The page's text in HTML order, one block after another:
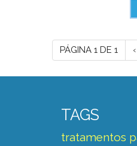
PÁGINA 1 DE 1 ‹
TAGS
tratamentos